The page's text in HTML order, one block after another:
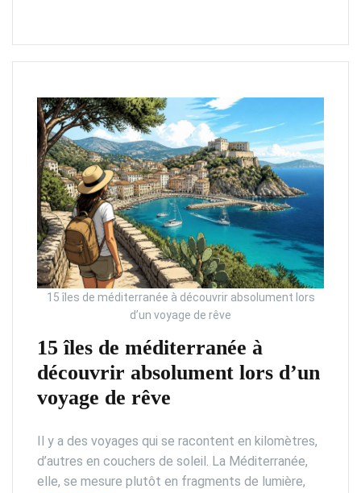
15 îles de méditerranée à découvrir absolument lors
d’un voyage de rêve
15 îles de méditerranée à
découvrir absolument lors d’un
voyage de rêve
Il y a des voyages qui se racontent en kilomètres,
d’autres en couchers de soleil. La Méditerranée,
elle, se mesure plutôt en fragments de lumière,